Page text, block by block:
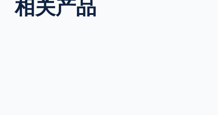
相关产品